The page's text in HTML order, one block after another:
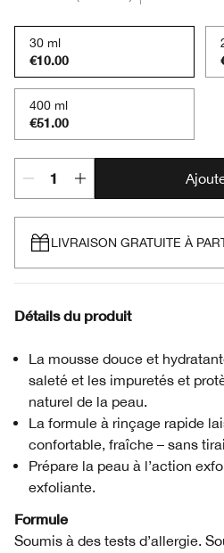
30 ml
€10.00
400 ml
€51.00
LIVRAISON GRATUITE À
Détails du produit
La mousse douce et
saleté et les impuretés et
naturel de la peau.
La formule à rinçage rapide
confortable, fraîche – sans
Prépare la peau à l’action
exfoliante.
Formule
Soumis à des tests d’allergie.